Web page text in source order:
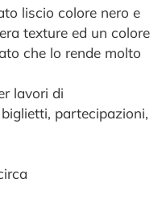
liscio colore nero e
texture ed un colore
che lo rende molto
lavori di
partecipazioni,